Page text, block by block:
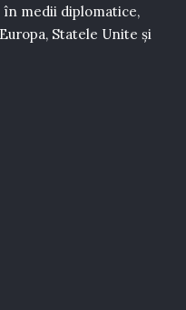
medii diplomatice,
Statele Unite și